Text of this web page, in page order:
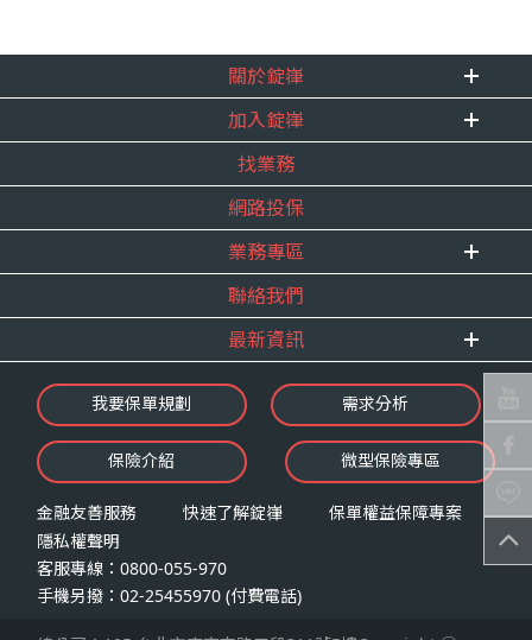
（四）方式：自動化機器或其他非自動化之方
四、當事人依個資法第三條規定得行使之權利及方
（一）當事人得行使之權利
台端就錠嵂公司向 台端所蒐集之個人資
料，得向錠嵂公司行使下列權利，除法令
另有規定或履行契約所必要外，錠嵂公司
查詢或請求閱覽。
請求製給複製本。
請求補充或更正。
請求停止蒐集、處理或利用。
請求刪除。
（二）當事人行使權利之方式
台端如欲行使上述權利時，得以書面方式
向錠嵂公司申請，申請書面送達地址：台
關於錠嵂
企業資訊
重要事跡
得獎紀錄
服務宣言
合作夥伴
加入錠嵂
內勤招聘
精英招募
年度增員計畫
找業務
網路投保
業務專區
E 線資源網
聯絡我們
最新資訊
最新消息
錠嵂焦點
影音頻道
業務資源分享
我要保單規劃 需求分析
保險介紹 微型保險專區
金融友善服務 快速了解錠嵂
保單權益保障專案
隱私權聲明
客服專線：0800-055-970
手機另撥：02-25455970 (付費電話)